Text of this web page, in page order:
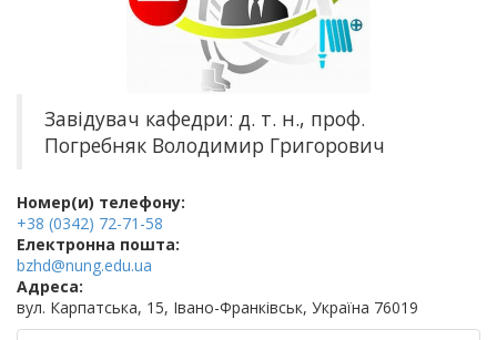
Завідувач кафедри: д. т. н., проф.
Погребняк Володимир Григорович
Номер(и) телефону:
+38 (0342) 72-71-58
Електронна пошта:
bzhd@nung.edu.ua
Адреса:
вул. Карпатська, 15, Івано-Франківськ, Україна 76019